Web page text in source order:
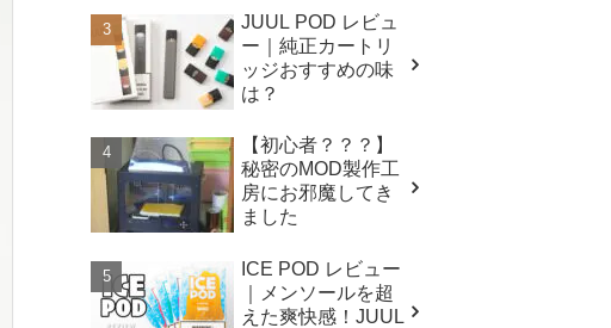
ビュー
JUUL POD レビュ
ー｜純正カートリ
ッジおすすめの味
は？
【初心者？？？】
秘密のMOD製作工
房にお邪魔してき
ました
ICE POD レビュー
｜メンソールを超
えた爽快感！JUUL